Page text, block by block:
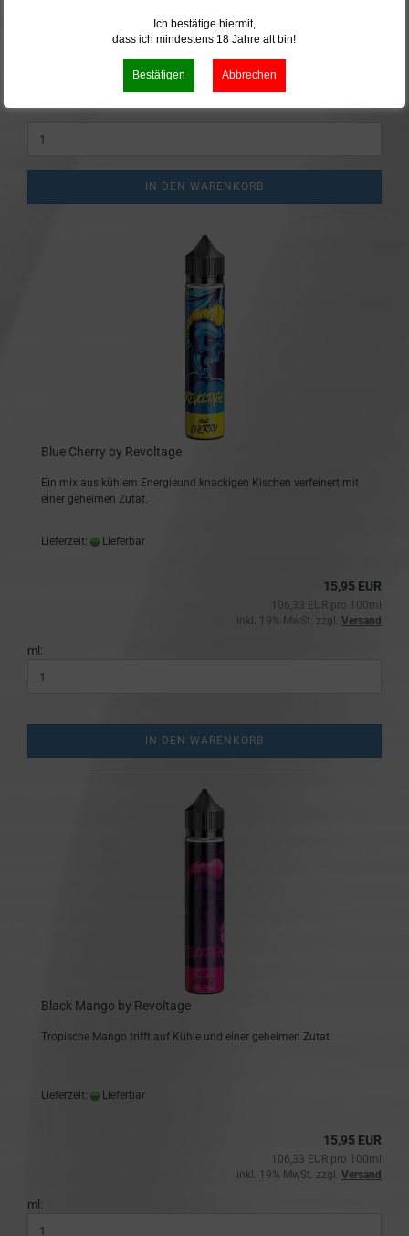
Ich bestätige hiermit,
dass ich mindestens 18 Jahre alt bin!
IN DEN WARENKORB
Blue Cherry by Revoltage
Ein mix aus kühlem Energieund knackigen Kischen verfeinert mit
einer geheimen Zutat.
Lieferzeit: Lieferbar
15,95 EUR
106,33 EUR pro 100ml
inkl. 19% MwSt. zzgl. Versand
ml:
IN DEN WARENKORB
Black Mango by Revoltage
Tropische Mango trifft auf Kühle und einer geheimen Zutat
Lieferzeit: Lieferbar
15,95 EUR
106,33 EUR pro 100ml
inkl. 19% MwSt. zzgl. Versand
ml: